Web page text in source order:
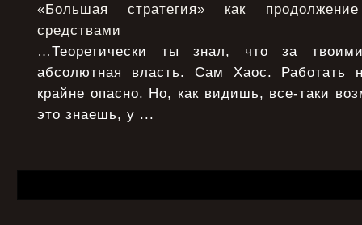
«Большая стратегия» как
средствами
…Теоретически ты знал, что за
абсолютная власть. Сам Хаос. Работать
крайне опасно. Но, как видишь, все-таки
это знаешь, у ...